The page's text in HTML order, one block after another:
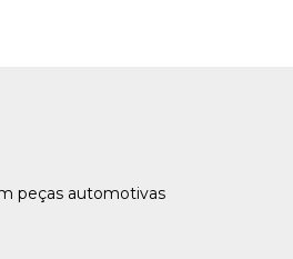
peças automotivas